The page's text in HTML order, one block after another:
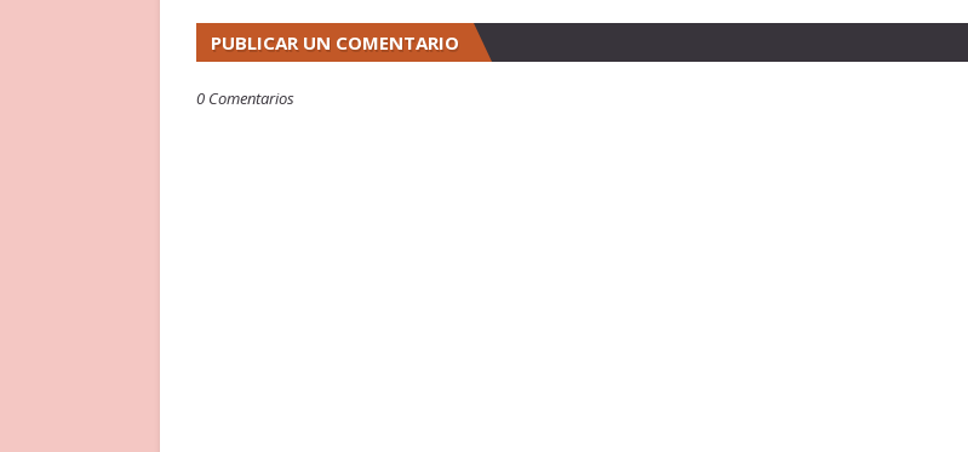
PUBLICAR UN COMENTARIO
0 Comentarios